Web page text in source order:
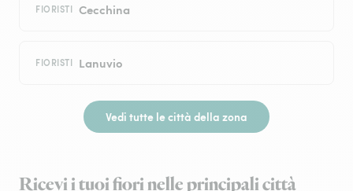
FIORISTI Cecchina
FIORISTI Lanuvio
Vedi tutte le città della zona
Ricevi i tuoi fiori nelle principali città